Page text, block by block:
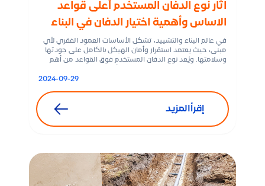
آثار نوع الدفان المستخدم أعلى قواعد
الاساس وأهمية اختيار الدفان في البناء
في عالم البناء والتشييد، تشكل الأساسات العمود الفقري لأي
مبنى، حيث يعتمد استقرار وأمان الهيكل بالكامل على جودتها
وسلامتها. ويُعد نوع الدفان المستخدم فوق القواعد من أهم
يقتصر على توزيع الأحمال فحسب، بل يلعب دورًا محوريًا في
2024-09-29
إقرأالمزيد